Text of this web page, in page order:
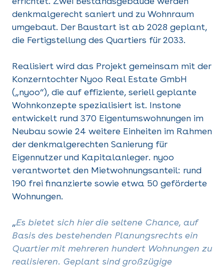
denkmalgerecht saniert und zu Wohnraum
umgebaut. Der Baustart ist ab 2028 geplant,
die Fertigstellung des Quartiers für 2033.
Realisiert wird das Projekt gemeinsam mit der
Konzerntochter Nyoo Real Estate GmbH
(„nyoo“), die auf effiziente, seriell geplante
Wohnkonzepte spezialisiert ist. Instone
entwickelt rund 370 Eigentumswohnungen im
Neubau sowie 24 weitere Einheiten im Rahmen
der denkmalgerechten Sanierung für
Eigennutzer und Kapitalanleger. nyoo
verantwortet den Mietwohnungsanteil: rund
190 frei finanzierte sowie etwa 50 geförderte
Wohnungen.
„Es bietet sich hier die seltene Chance, auf
Basis des bestehenden Planungsrechts ein
Quartier mit mehreren hundert Wohnungen zu
realisieren. Geplant sind großzügige